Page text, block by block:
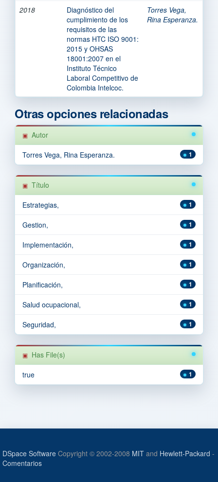
2018
Diagnóstico del
cumplimiento de los
requisitos de las
normas HTC ISO 9001:
2015 y OHSAS
18001:2007 en el
Instituto Técnico
Laboral Competitivo de
Colombia Intelcoc.
Torres Vega,
Rina Esperanza.
Otras opciones relacionadas
Autor
1
Torres Vega, Rina Esperanza.
Título
1
Estrategias,
1
Gestion,
1
Implementación,
1
Organización,
1
Planificación,
1
Salud ocupacional,
1
Seguridad,
Has File(s)
1
true
DSpace Software Copyright © 2002-2008 MIT and Hewlett-Packard -
Comentarios